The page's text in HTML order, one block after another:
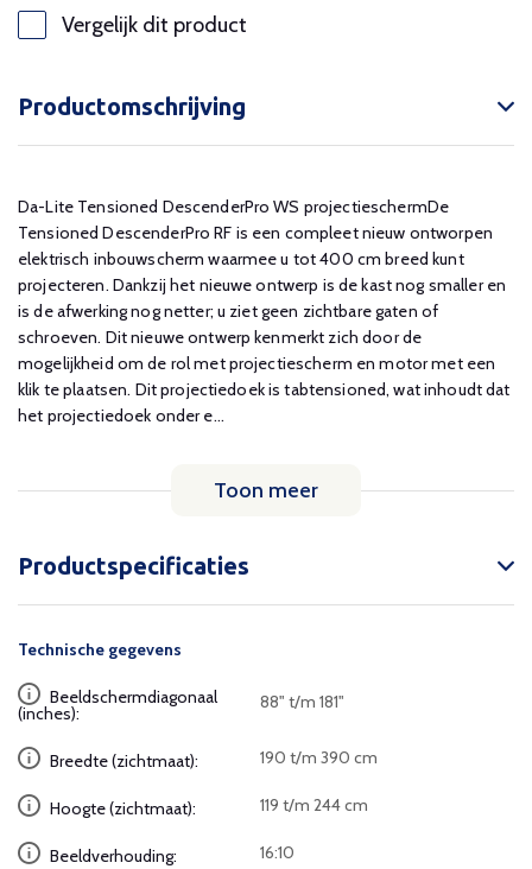
Vergelijk dit product
Productomschrijving
Da-Lite Tensioned DescenderPro WS projectieschermDe
Tensioned DescenderPro RF is een compleet nieuw ontworpen
elektrisch inbouwscherm waarmee u tot 400 cm breed kunt
projecteren. Dankzij het nieuwe ontwerp is de kast nog smaller en
is de afwerking nog netter; u ziet geen zichtbare gaten of
schroeven. Dit nieuwe ontwerp kenmerkt zich door de
mogelijkheid om de rol met projectiescherm en motor met een
klik te plaatsen. Dit projectiedoek is tabtensioned, wat inhoudt dat
het projectiedoek onder e...
Toon meer
Productspecificaties
Technische gegevens
Beeldschermdiagonaal
(inches):
88" t/m 181"
Breedte (zichtmaat): 190 t/m 390 cm
Hoogte (zichtmaat): 119 t/m 244 cm
Beeldverhouding: 16:10